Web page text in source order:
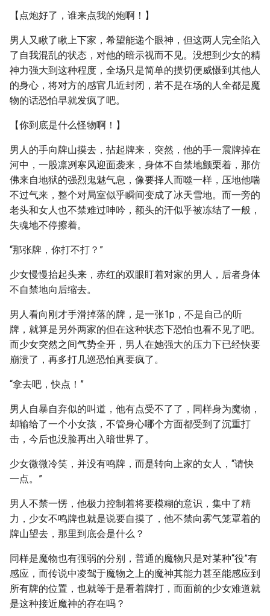
【点炮好了，谁来点我的炮啊！】
男人又瞅了瞅上下家，希望能递个眼神，但这两人完全陷入
了自我混乱的状态，对他的暗示视而不见。没想到少女的精
神力强大到这种程度，全场只是简单的摸切便威慑到其他人
的身心，将对方的感官几近封闭，若不是在场的人全都是魔
物的话恐怕早就发疯了吧。
【你到底是什么怪物啊！】
男人的手向牌山摸去，拈起牌来，突然，他的手一震牌掉在
河中，一股凛冽寒风迎面袭来，身体不自禁地颤栗着，那仿
佛来自地狱的强烈鬼魅气息，像要择人而噬一样，压地他喘
不过气来，整个对局室似乎瞬间变成了冰天雪地。而一旁的
老头和女人也不禁难过呻吟，额头的汗似乎被冻结了一般，
失魂地不停擦着。
“那张牌，你打不打？”
少女慢慢抬起头来，赤红的双眼盯着对家的男人，后者身体
不自禁地向后缩去。
男人看向刚才手滑掉落的牌，是一张1p，不是自己的听
牌，就算是另外两家的但在这种状态下恐怕也看不见了吧。
而少女突然之间气势全开，男人在她强大的压力下已经快要
崩溃了，再多打几巡恐怕真要疯了。
“拿去吧，快点！”
男人自暴自弃似的叫道，他有点受不了了，同样身为魔物，
却输给了一个小女孩，不管身心哪个方面都受到了沉重打
击，今后也没脸再出入暗世界了。
少女微微冷笑，并没有鸣牌，而是转向上家的女人，“请快
一点。”
男人不禁一愣，他极力控制着将要模糊的意识，集中了精
力，少女不鸣牌也就是说要自摸了，他不禁向雾气笼罩着的
牌山望去，那里到底会是什么？
同样是魔物也有强弱的分别，普通的魔物只是对某种“役”有
感应，而传说中凌驾于魔物之上的魔神其能力甚至能感应到
所有牌的位置，也就等于是看着牌打，而面前的少女难道就
是这种接近魔神的存在吗？